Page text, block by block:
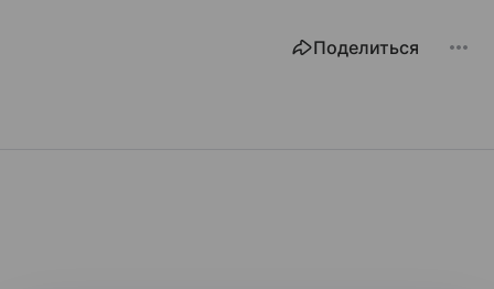
Поделиться